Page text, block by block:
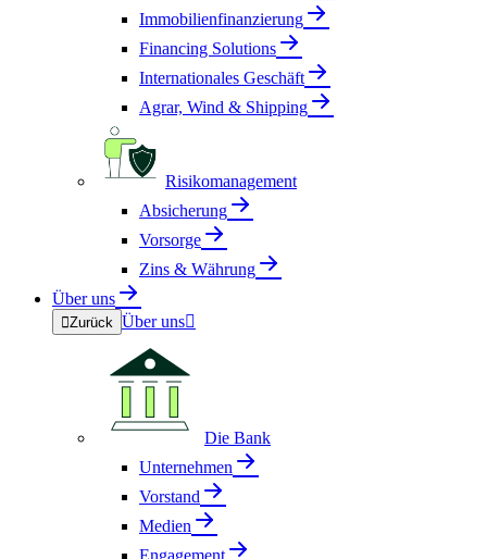
Immobilienfinanzierung
Financing Solutions
Internationales Geschäft
Agrar, Wind & Shipping
Risikomanagement
Absicherung
Vorsorge
Zins & Währung
Über uns
Zurück Über uns
Die Bank
Unternehmen
Vorstand
Medien
Engagement